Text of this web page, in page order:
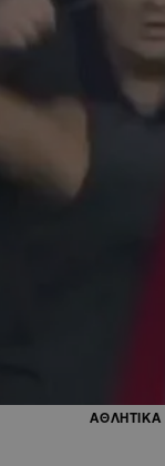
ΑΘΛΗΤΙΚΑ